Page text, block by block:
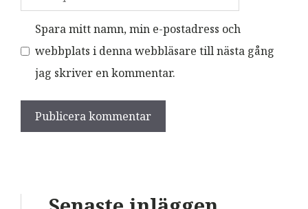
Spara mitt namn, min e-postadress och
webbplats i denna webbläsare till nästa gång
jag skriver en kommentar.